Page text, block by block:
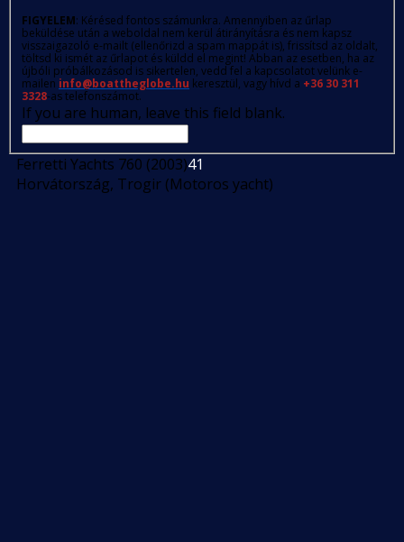
FIGYELEM: Kérésed fontos számunkra. Amennyiben az űrlap
beküldése után a weboldal nem kerül átirányításra és nem kapsz
visszaigazoló e-mailt (ellenőrizd a spam mappát is), frissítsd az oldalt,
töltsd ki ismét az űrlapot és küldd el megint! Abban az esetben, ha az
újbóli próbálkozásod is sikertelen, vedd fel a kapcsolatot velünk e-
mailen info@boattheglobe.hu keresztül, vagy hívd a +36 30 311
3328-as telefonszámot.
If you are human, leave this field blank.
Ferretti Yachts 760 (2003)41
Horvátország, Trogir (Motoros yacht)